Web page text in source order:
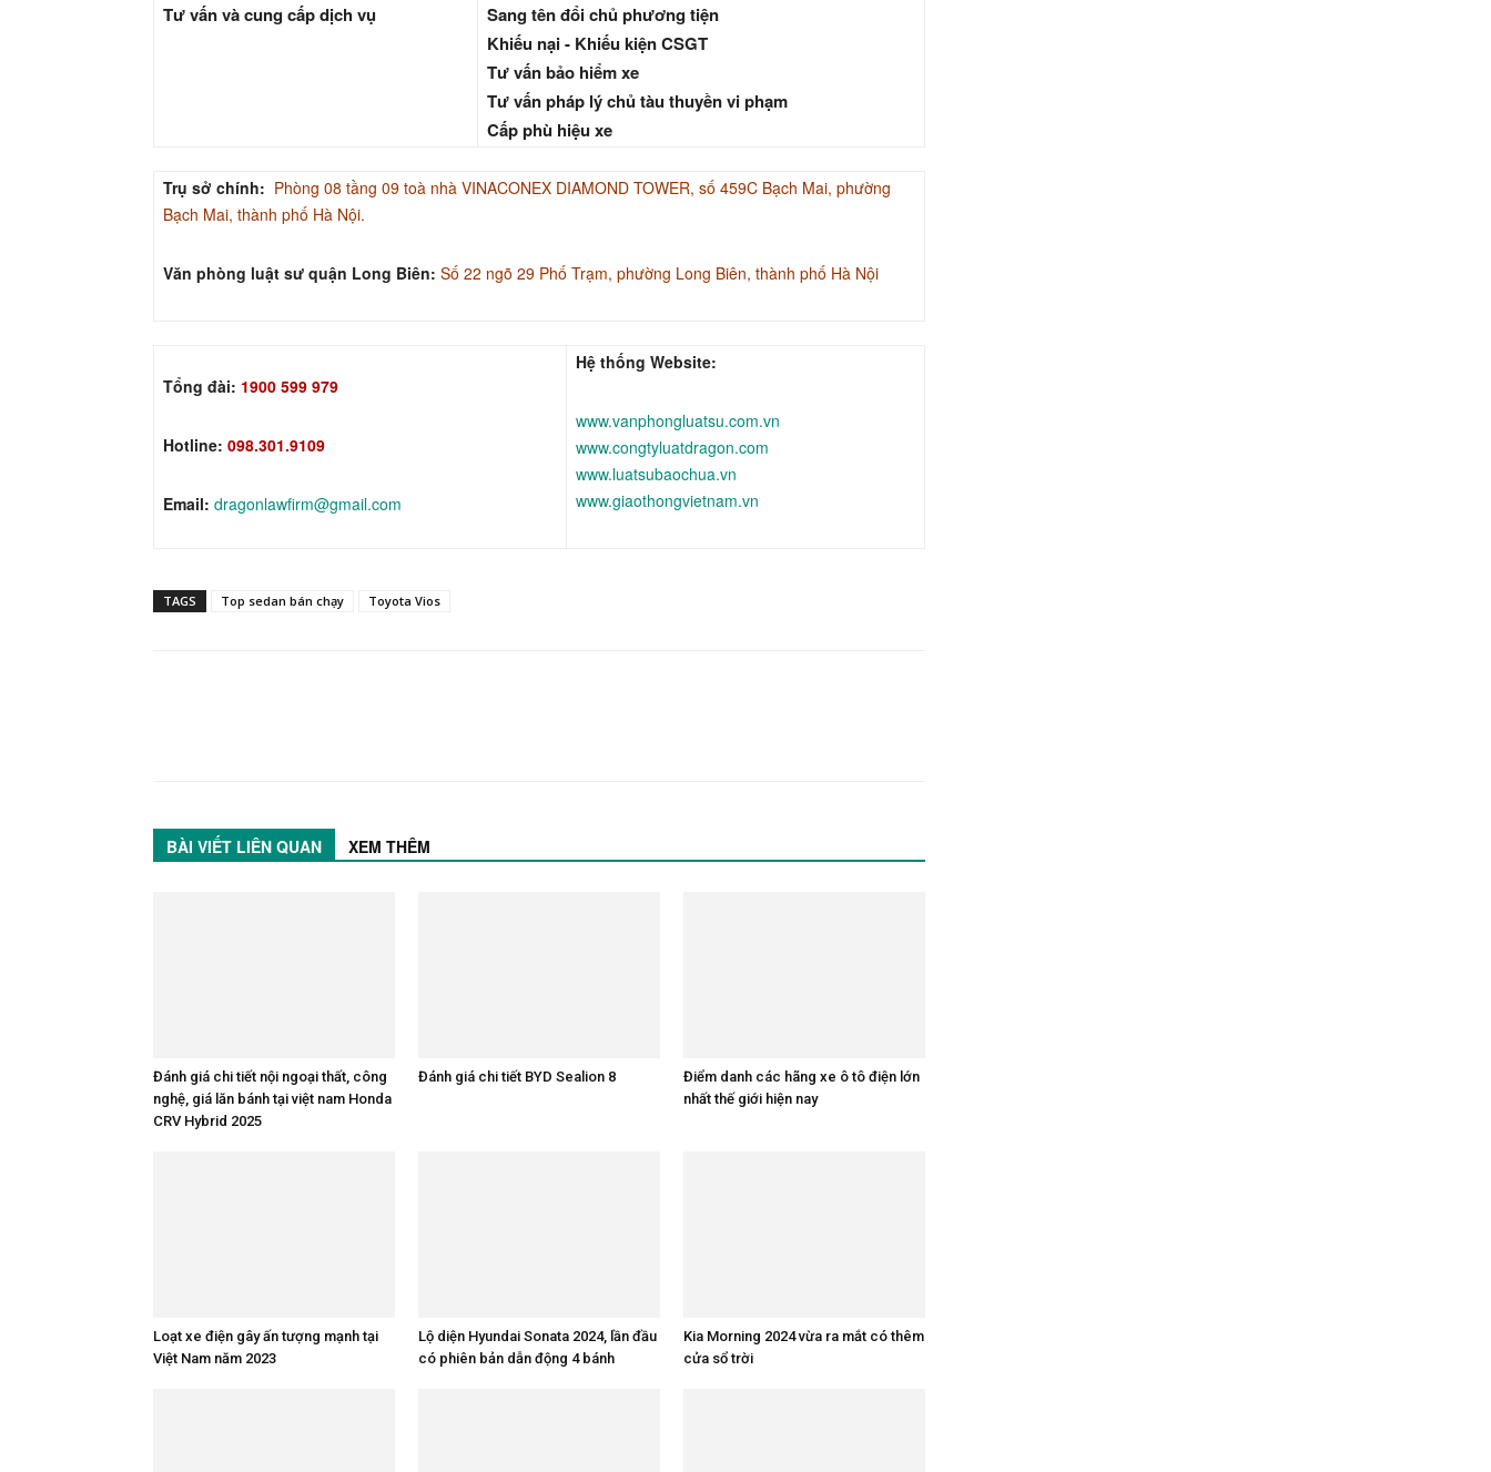
Tư vấn và cung cấp dịch vụ
Sang tên đổi chủ phương tiện
Khiếu nại - Khiếu kiện CSGT
Tư vấn bảo hiểm xe
Tư vấn pháp lý chủ tàu thuyền vi phạm
Cấp phù hiệu xe
Trụ sở chính: Phòng 08 tầng 09 toà nhà VINACONEX DIAMOND TOWER, số 459C Bạch Mai, phường
Bạch Mai, thành phố Hà Nội.
Văn phòng luật sư quận Long Biên: Số 22 ngõ 29 Phố Trạm, phường Long Biên, thành phố Hà Nội
Tổng đài: 1900 599 979
Hotline: 098.301.9109
Email: dragonlawfirm@gmail.com
Hệ thống Website:
www.vanphongluatsu.com.vn
www.congtyluatdragon.com
www.luatsubaochua.vn
www.giaothongvietnam.vn
TAGS Top sedan bán chạy Toyota Vios
BÀI VIẾT LIÊN QUAN XEM THÊM
Đánh giá chi tiết nội ngoại thất, công
nghệ, giá lăn bánh tại việt nam Honda
CRV Hybrid 2025
Đánh giá chi tiết BYD Sealion 8
Điểm danh các hãng xe ô tô điện lớn
nhất thế giới hiện nay
Loạt xe điện gây ấn tượng mạnh tại
Việt Nam năm 2023
Lộ diện Hyundai Sonata 2024, lần đầu
có phiên bản dẫn động 4 bánh
Kia Morning 2024 vừa ra mắt có thêm
cửa sổ trời